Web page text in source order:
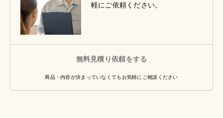
軽にご依頼ください。
無料見積り依頼をする
商品・内容が決まっていなくてもお気軽にご相談ください